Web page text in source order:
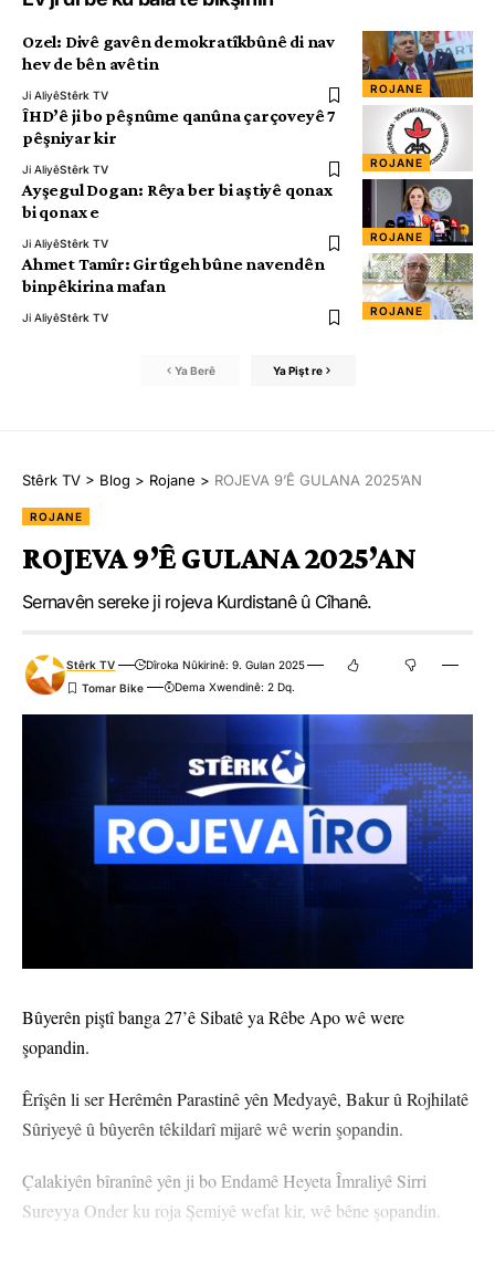
ROJANE
Ozel: Divê gavên demokratîkbûnê di nav
hev de bên avêtin
Ji AliyêStêrk TV
ROJANE
ÎHD’ê ji bo pêşnûme qanûna çarçoveyê 7
pêşniyar kir
Ji AliyêStêrk TV
ROJANE
Ayşegul Dogan: Rêya ber bi aştiyê qonax
bi qonax e
Ji AliyêStêrk TV
ROJANE
Ahmet Tamîr: Girtîgeh bûne navendên
binpêkirina mafan
Ji AliyêStêrk TV
Ya Berê Ya Pişt re
Stêrk TV > Blog > Rojane > ROJEVA 9’Ê GULANA 2025’AN
ROJANE
ROJEVA 9’Ê GULANA 2025’AN
Sernavên sereke ji rojeva Kurdistanê û Cîhanê.
Stêrk TV
Dîroka Nûkirinê: 9. Gulan 2025
Dema Xwendinê: 2 Dq.
Bûyerên piştî banga 27’ê Sibatê ya Rêbe Apo wê were
şopandin.
Êrîşên li ser Herêmên Parastinê yên Medyayê, Bakur û Rojhilatê
Sûriyeyê û bûyerên têkildarî mijarê wê werin şopandin.
Çalakiyên bîranînê yên ji bo Endamê Heyeta Îmraliyê Sirri
Sureyya Onder ku roja Şemiyê wefat kir, wê bêne şopandin.